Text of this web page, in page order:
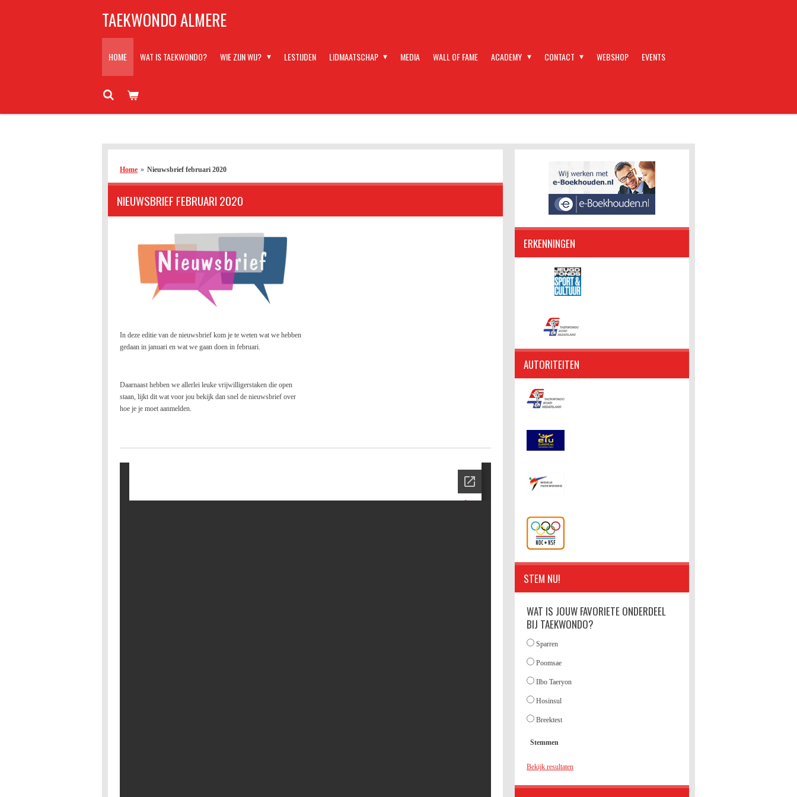
TAEKWONDO ALMERE
HOME WAT IS TAEKWONDO? WIE ZIJN WIJ? LESTIJDEN LIDMAATSCHAP MEDIA WALL OF FAME ACADEMY CONTACT WEBSHOP EVENTS
Home » Nieuwsbrief februari 2020
NIEUWSBRIEF FEBRUARI 2020
In deze editie van de nieuwsbrief kom je te weten wat we hebben
gedaan in januari en wat we gaan doen in februari.
Daarnaast hebben we allerlei leuke vrijwilligerstaken die open
staan, lijkt dit wat voor jou bekijk dan snel de nieuwsbrief over
hoe je je moet aanmelden.
ERKENNINGEN
AUTORITEITEN
STEM NU!
WAT IS JOUW FAVORIETE ONDERDEEL
BIJ TAEKWONDO?
Sparren
Poomsae
Ilbo Taeryon
Hosinsul
Breektest
Stemmen
Bekijk resultaten